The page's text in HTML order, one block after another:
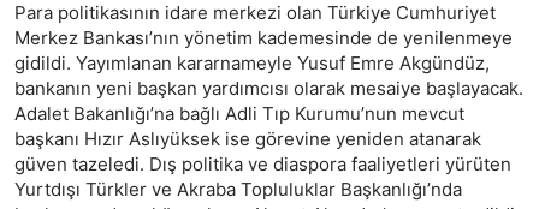
Para politikasının idare merkezi olan Türkiye Cumhuriyet
Merkez Bankası’nın yönetim kademesinde de yenilenmeye
gidildi. Yayımlanan kararnameyle Yusuf Emre Akgündüz,
bankanın yeni başkan yardımcısı olarak mesaiye başlayacak.
Adalet Bakanlığı’na bağlı Adli Tıp Kurumu’nun mevcut
başkanı Hızır Aslıyüksek ise görevine yeniden atanarak
güven tazeledi. Dış politika ve diaspora faaliyetleri yürüten
Yurtdışı Türkler ve Akraba Topluluklar Başkanlığı’nda